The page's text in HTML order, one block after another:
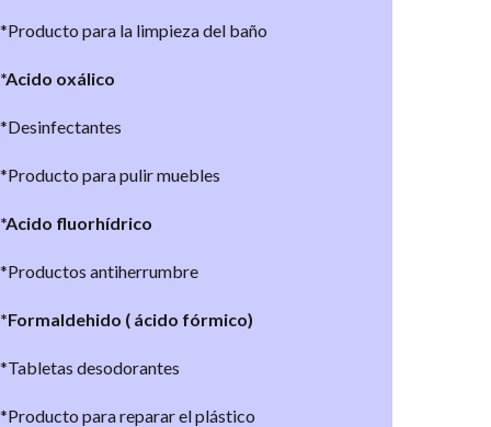
*Producto para la limpieza del baño
*Acido oxálico
*Desinfectantes
*Producto para pulir muebles
*Acido fluorhídrico
*Productos antiherrumbre
*Formaldehido ( ácido fórmico)
*Tabletas desodorantes
*Producto para reparar el plástico